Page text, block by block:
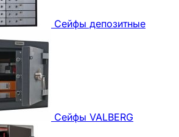
Сейфы депозитные
Сейфы VALBERG